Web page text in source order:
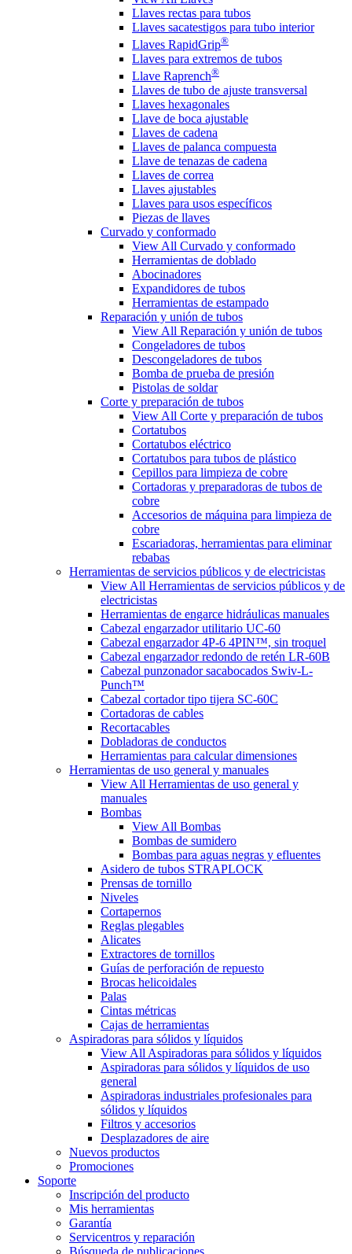
Llaves rectas para tubos
Llaves sacatestigos para tubo interior
Llaves RapidGrip®
Llaves para extremos de tubos
Llave Raprench®
Llaves de tubo de ajuste transversal
Llaves hexagonales
Llave de boca ajustable
Llaves de cadena
Llaves de palanca compuesta
Llave de tenazas de cadena
Llaves de correa
Llaves ajustables
Llaves para usos específicos
Piezas de llaves
Curvado y conformado
View All Curvado y conformado
Herramientas de doblado
Abocinadores
Expandidores de tubos
Herramientas de estampado
Reparación y unión de tubos
View All Reparación y unión de tubos
Congeladores de tubos
Descongeladores de tubos
Bomba de prueba de presión
Pistolas de soldar
Corte y preparación de tubos
View All Corte y preparación de tubos
Cortatubos
Cortatubos eléctrico
Cortatubos para tubos de plástico
Cepillos para limpieza de cobre
Cortadoras y preparadoras de tubos de
cobre
Accesorios de máquina para limpieza de
cobre
Escariadoras, herramientas para eliminar
rebabas
Herramientas de servicios públicos y de electricistas
View All Herramientas de servicios públicos y de
electricistas
Herramientas de engarce hidráulicas manuales
Cabezal engarzador utilitario UC-60
Cabezal engarzador 4P-6 4PIN™, sin troquel
Cabezal engarzador redondo de retén LR-60B
Cabezal punzonador sacabocados Swiv-L-
Punch™
Cabezal cortador tipo tijera SC-60C
Cortadoras de cables
Recortacables
Dobladoras de conductos
Herramientas para calcular dimensiones
Herramientas de uso general y manuales
View All Herramientas de uso general y
manuales
Bombas
View All Bombas
Bombas de sumidero
Bombas para aguas negras y efluentes
Asidero de tubos STRAPLOCK
Prensas de tornillo
Niveles
Cortapernos
Reglas plegables
Alicates
Extractores de tornillos
Guías de perforación de repuesto
Brocas helicoidales
Palas
Cintas métricas
Cajas de herramientas
Aspiradoras para sólidos y líquidos
View All Aspiradoras para sólidos y líquidos
Aspiradoras para sólidos y líquidos de uso
general
Aspiradoras industriales profesionales para
sólidos y líquidos
Filtros y accesorios
Desplazadores de aire
Nuevos productos
Promociones
Soporte
Inscripción del producto
Mis herramientas
Garantía
Servicentros y reparación